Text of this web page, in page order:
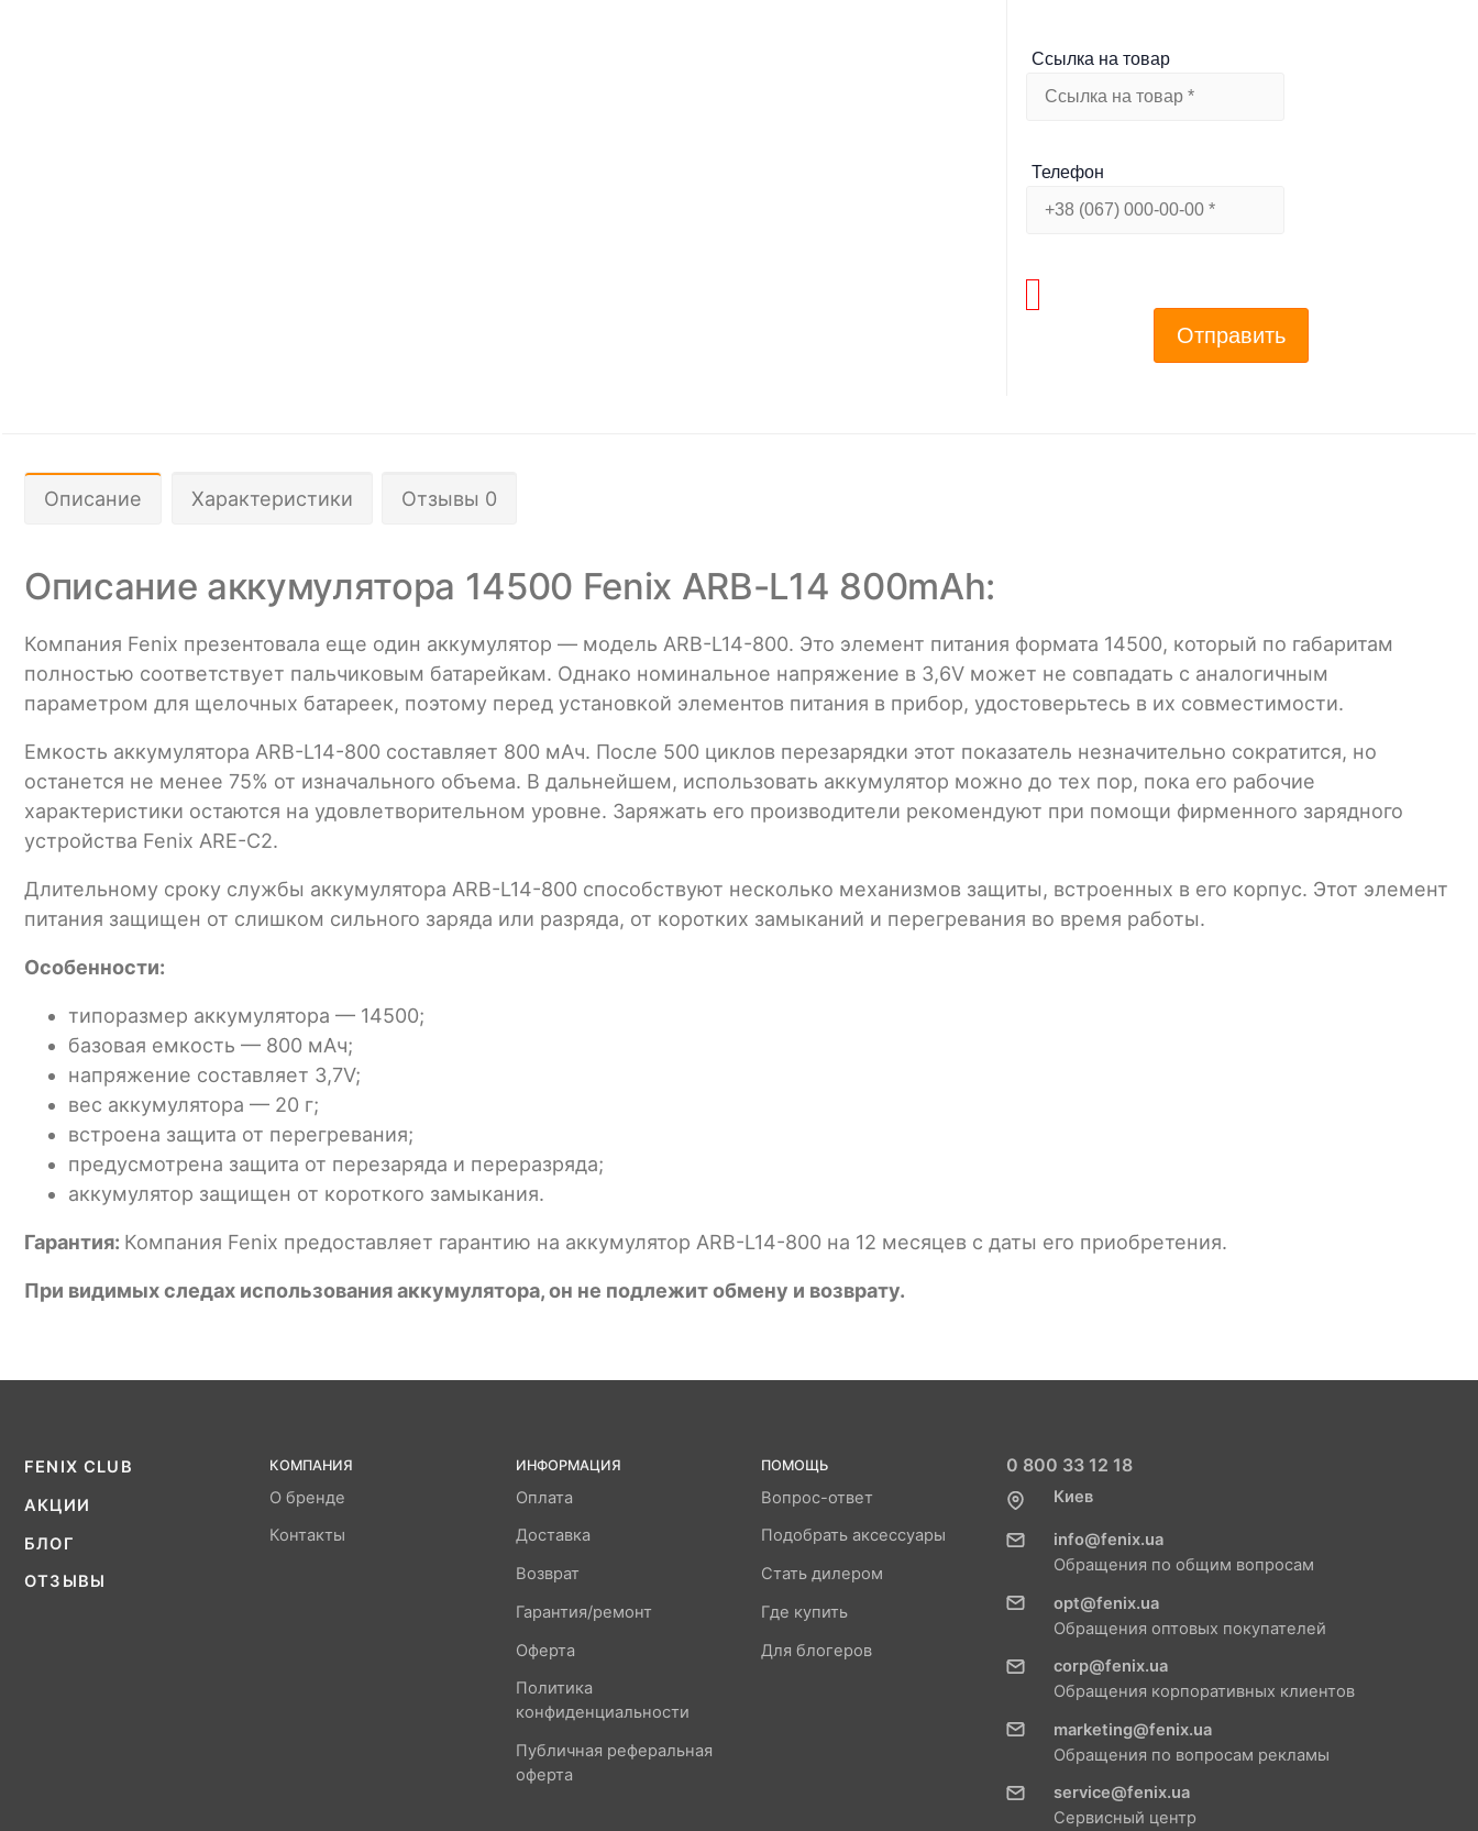
Ссылка на товар
Телефон
Отправить
Описание Характеристики Отзывы 0
Описание аккумулятора 14500 Fenix ARB-L14 800mAh:
Компания Fenix презентовала еще один аккумулятор — модель ARB-L14-800. Это элемент питания формата 14500, который по габаритам
полностью соответствует пальчиковым батарейкам. Однако номинальное напряжение в 3,6V может не совпадать с аналогичным
параметром для щелочных батареек, поэтому перед установкой элементов питания в прибор, удостоверьтесь в их совместимости.
Емкость аккумулятора ARB-L14-800 составляет 800 мАч. После 500 циклов перезарядки этот показатель незначительно сократится, но
останется не менее 75% от изначального объема. В дальнейшем, использовать аккумулятор можно до тех пор, пока его рабочие
характеристики остаются на удовлетворительном уровне. Заряжать его производители рекомендуют при помощи фирменного зарядного
устройства Fenix ARE-С2.
Длительному сроку службы аккумулятора ARB-L14-800 способствуют несколько механизмов защиты, встроенных в его корпус. Этот элемент
питания защищен от слишком сильного заряда или разряда, от коротких замыканий и перегревания во время работы.
Особенности:
типоразмер аккумулятора — 14500;
базовая емкость — 800 мАч;
напряжение составляет 3,7V;
вес аккумулятора — 20 г;
встроена защита от перегревания;
предусмотрена защита от перезаряда и переразряда;
аккумулятор защищен от короткого замыкания.
Гарантия: Компания Fenix предоставляет гарантию на аккумулятор ARB-L14-800 на 12 месяцев с даты его приобретения.
При видимых следах использования аккумулятора, он не подлежит обмену и возврату.
FENIX CLUB
АКЦИИ
БЛОГ
ОТЗЫВЫ
КОМПАНИЯ
О бренде
Контакты
ИНФОРМАЦИЯ
Оплата
Доставка
Возврат
Гарантия/ремонт
Оферта
Политика
конфиденциальности
Публичная реферальная
оферта
ПОМОЩЬ
Вопрос-ответ
Подобрать аксессуары
Стать дилером
Где купить
Для блогеров
0 800 33 12 18
Киев
info@fenix.ua
Обращения по общим вопросам
opt@fenix.ua
Обращения оптовых покупателей
corp@fenix.ua
Обращения корпоративных клиентов
marketing@fenix.ua
Обращения по вопросам рекламы
service@fenix.ua
Сервисный центр